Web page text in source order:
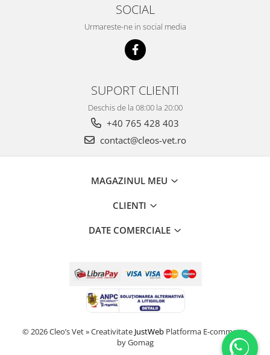
SOCIAL
Urmareste-ne in social media
SUPORT CLIENTI
Deschis de la 08:00 la 20:00
+40 765 428 403
contact@cleos-vet.ro
MAGAZINUL MEU
CLIENTI
DATE COMERCIALE
© 2026 Cleo’s Vet » Creativitate JustWeb Platforma E-commerce
by Gomag